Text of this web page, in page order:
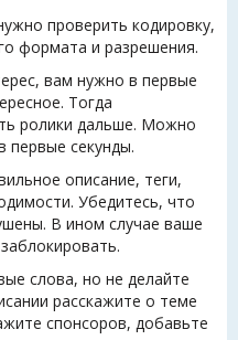
проверить кодировку,
формата и разрешения.
вам нужно в первые
Тогда
ролики дальше. Можно
первые секунды.
описание, теги,
Убедитесь, что
В ином случае ваше
слова, но не делайте
расскажите о теме
спонсоров, добавьте